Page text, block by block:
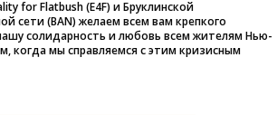
for Flatbush (E4F) и Бруклинской
сети (BAN) желаем всем вам крепкого
солидарность и любовь всем жителям Нью-
когда мы справляемся с этим кризисным